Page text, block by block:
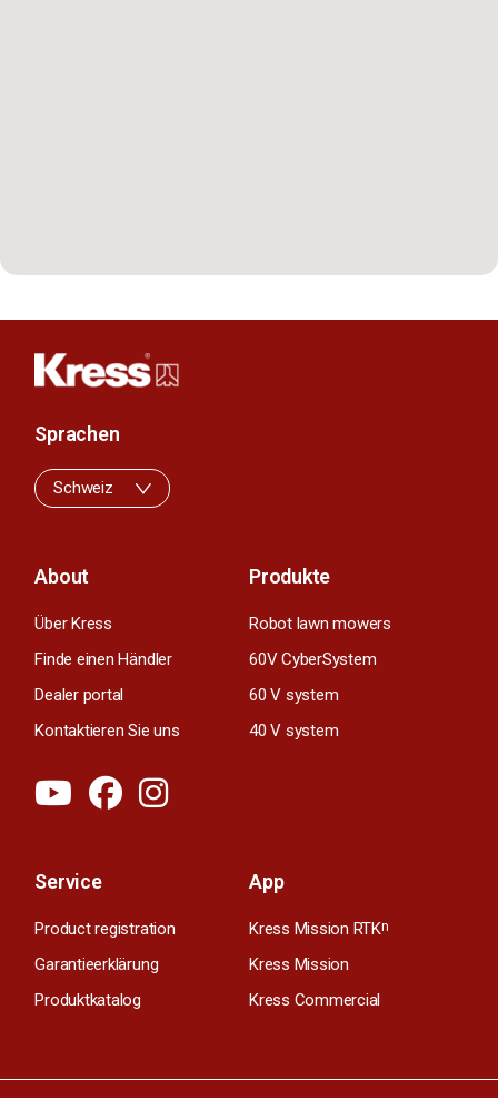
About
Über Kress
Finde einen Händler
Dealer portal
Kontaktieren Sie uns
Produkte
Robot lawn mowers
60V CyberSystem
60 V system
40 V system
Service
Product registration
Garantieerklärung
Produktkatalog
App
Kress Mission RTKn
Kress Mission
Kress Commercial
Sprachen
Schweiz